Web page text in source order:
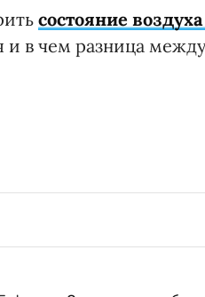
состояние
в чем разница